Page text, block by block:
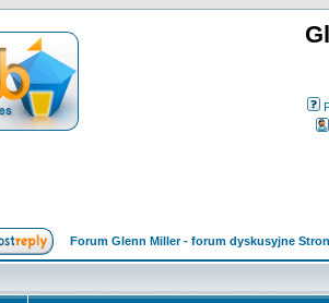
Forum Glenn Miller - forum dyskusyjne